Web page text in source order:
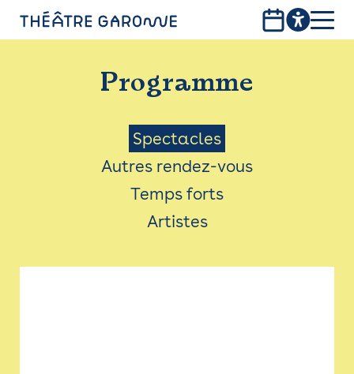
PROGRAMME
INFOS PRATIQUES
AVEC LES PUBLICS
ACCESSIBILITÉ
LES PRODUCTIONS
Programme
Menu
Saison
Spectacles
Autres rendez-vous
Temps forts
Artistes